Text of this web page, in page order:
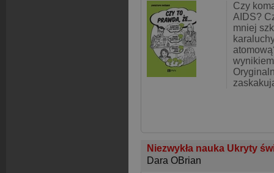
Czy
AIDS?
mniej
Niezwykła nauka Ukryty
Dara OBrian